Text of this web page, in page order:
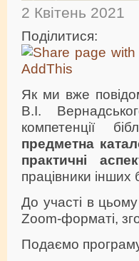
2 Квітень 2021
Поділитися:
Як ми вже
В.І.
компетенції
предметна
практичні
працівники інших
До участі в цьому
Zoom-форматі,
Подаємо